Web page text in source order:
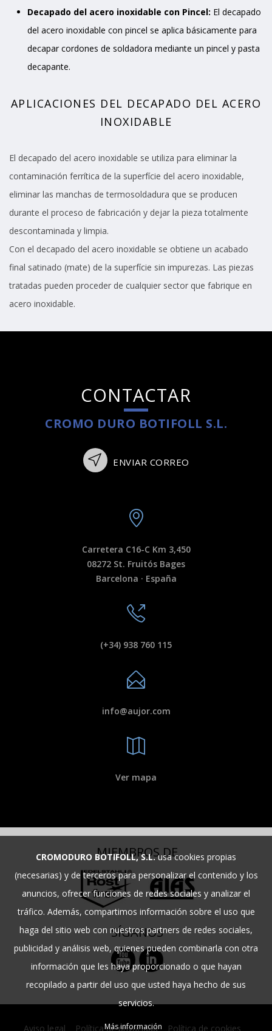
Decapado del acero inoxidable con Pincel: El decapado
del acero inoxidable con pincel se aplica básicamente para
decapar cordones de soldadora mediante un pincel y pasta
decapante.
APLICACIONES DEL DECAPADO DEL ACERO
INOXIDABLE
El decapado del acero inoxidable se utiliza para eliminar la
contaminación ferrítica de la superfície del acero inoxidable,
eliminar las manchas de termosoldadura que se producen
durante el proceso de fabricación y dejar la pieza totalmente
descontaminada y limpia.
Con el decapado del acero inoxidable se obtiene un acabado
final satinado (mate) de la superfície sin impurezas. Las piezas
tratadas pueden proceder de cualquier sector que fabrique en
acero inoxidable.
CONTACTAR
CROMO DURO BOTIFOLL S.L.
ENVIAR CORREO
Carretera C16-C Km 3,450
08272 St. Fruitós Bages
Barcelona · España
(+34) 938 760 115
info@aujor.com
Ver mapa
MIEMBROS DE
SÍGANOS
Aviso legal Política de privacidad| Política de cookies
CROMODURO BOTIFOLL, S.L.usa cookies propias
(necesarias) y de terceros para personalizar el contenido y los
anuncios, ofrecer funciones de redes sociales y analizar el
tráfico. Además, compartimos información sobre el uso que
haga del sitio web con nuestros partners de redes sociales,
publicidad y análisis web, quienes pueden combinarla con otra
información que les haya proporcionado o que hayan
recopilado a partir del uso que usted haya hecho de sus
servicios.
Más información